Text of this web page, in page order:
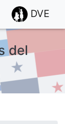
DVE
del